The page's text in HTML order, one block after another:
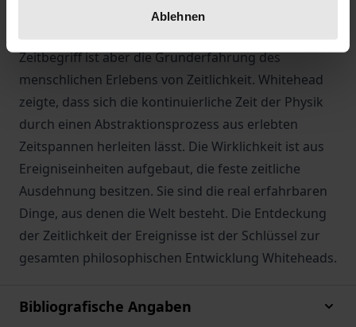
Ablehnen
von Raum und Zeit konzentrierte. Der
Zeitbegriff ist aber die Grunderfahrung des
menschlichen Erlebens von Zeitlichkeit. Whitehead
zeigte, dass sich die kontinuierliche Zeit der Physik
durch einen Abstraktionsprozess aus erlebten
Zeitspannen herleiten lässt. Die Wirklichkeit ist aus
Ereigniseinheiten aufgebaut, die feste zeitliche
Ausdehnung besitzen. Sie sind die real erfahrbaren
Dinge, aus denen die Welt besteht. Die Entdeckung
der Zeitlichkeit der Ereignisse ist der Schlüssel zur
gesamten philosophischen Entwicklung Whiteheads.
Bibliografische Angaben